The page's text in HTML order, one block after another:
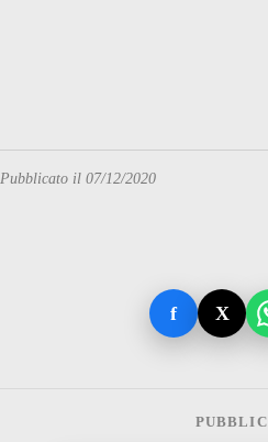
Pubblicato il 07/12/2020
f X